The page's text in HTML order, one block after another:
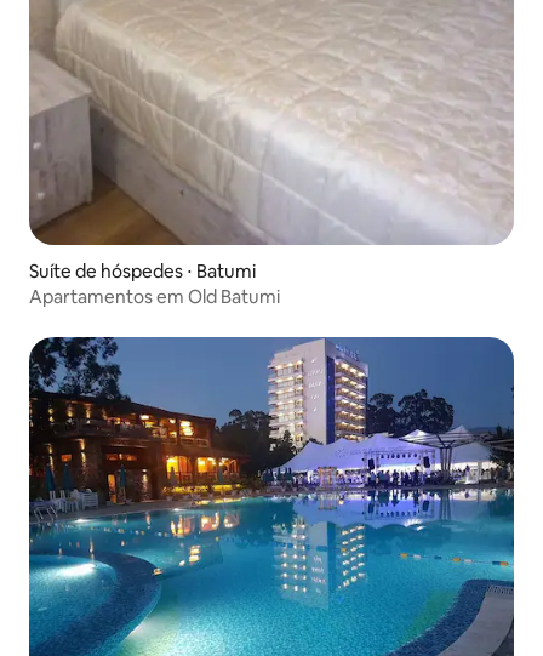
Suíte de hóspedes ⋅ Batumi
Apartamentos em Old Batumi